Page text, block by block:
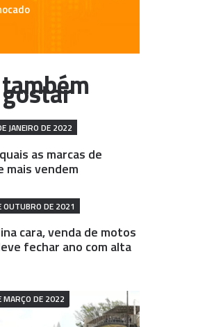
JANEIRO DE 2022
as marcas de
mais vendem
OUTUBRO DE 2021
cara, venda de motos
fechar ano com alta
MARÇO DE 2022